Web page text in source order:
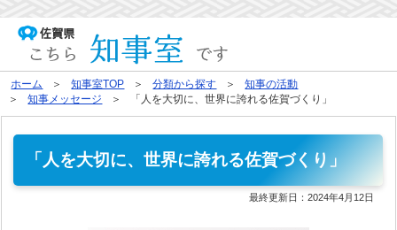
ホーム 知事室TOP 分類から探す
知事の活動
知事メッセージ
「人を大切に、世界に誇れる佐賀づくり」
「人を大切に、世界に誇れる佐賀づくり」
最終更新日：2024年4月12日